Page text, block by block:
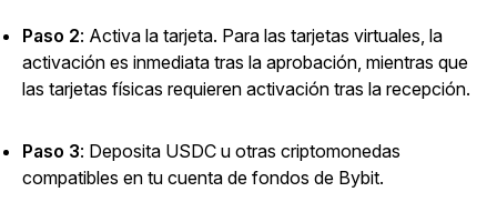
Paso 2: Activa la tarjeta. Para las tarjetas virtuales, la
activación es inmediata tras la aprobación, mientras que
las tarjetas físicas requieren activación tras la recepción.
Paso 3: Deposita USDC u otras criptomonedas
compatibles en tu cuenta de fondos de Bybit.